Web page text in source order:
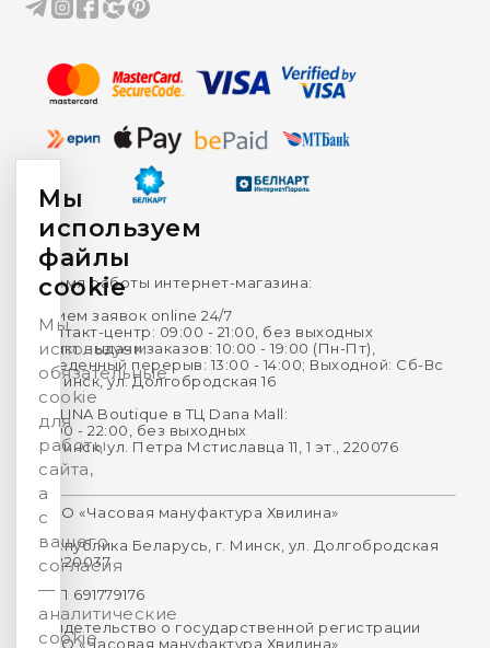
Время работы интернет-магазина:
Прием заявок online 24/7
Контакт-центр: 09:00 - 21:00, без выходных
Пункт выдачи заказов: 10:00 - 19:00 (Пн-Пт),
Обеденный перерыв: 13:00 - 14:00; Выходной: Сб-Вс
г. Минск, ул. Долгобродская 16
HVILINA Boutique в ТЦ Dana Mall:
10:00 - 22:00, без выходных
г. Минск, ул. Петра Мстиславца 11, 1 эт., 220076
ООО «Часовая мануфактура Хвилина»
Республика Беларусь, г. Минск, ул. Долгобродская
16, 220037
УНП 691779176
Свидетельство о государственной регистрации
ООО «Часовая мануфактура Хвилина»
Мы
используем
файлы
cookie
Мы
используем
обязательные
cookie
для
работы
сайта,
а
с
вашего
согласия
—
аналитические
cookie.